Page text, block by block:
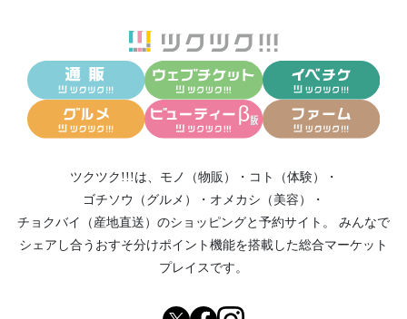
ツクツク!!!は、 モノ（物販） ・ コト（体験）
・
ゴチソウ（グルメ）
・ オメカシ（美容）
・
チョクバイ（産地直送） のショッピングと予約サイト。
みんなで
シェアし合う おすそ分けポイント機能を搭載した総合マーケット
プレイスです。